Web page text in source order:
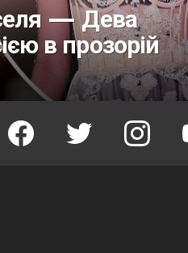
— Дева
в прозорій
facebook twitter instagram